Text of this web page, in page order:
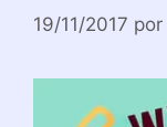
19/11/2017 por